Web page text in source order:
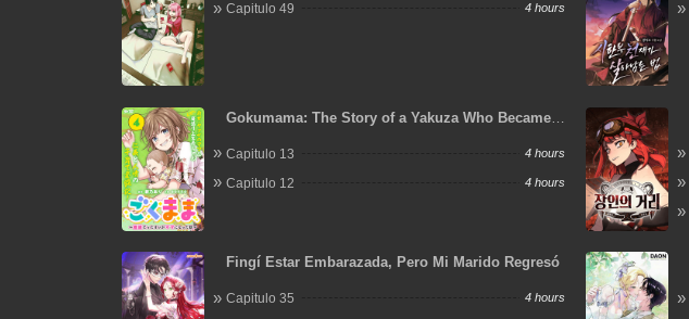
Capitulo 49 4 hours
Gokumama: The Story of a Yakuza Who Became a
Capitulo 13 4 hours
Capitulo 12 4 hours
Fingí Estar Embarazada, Pero Mi Marido Regresó
Capitulo 35 4 hours